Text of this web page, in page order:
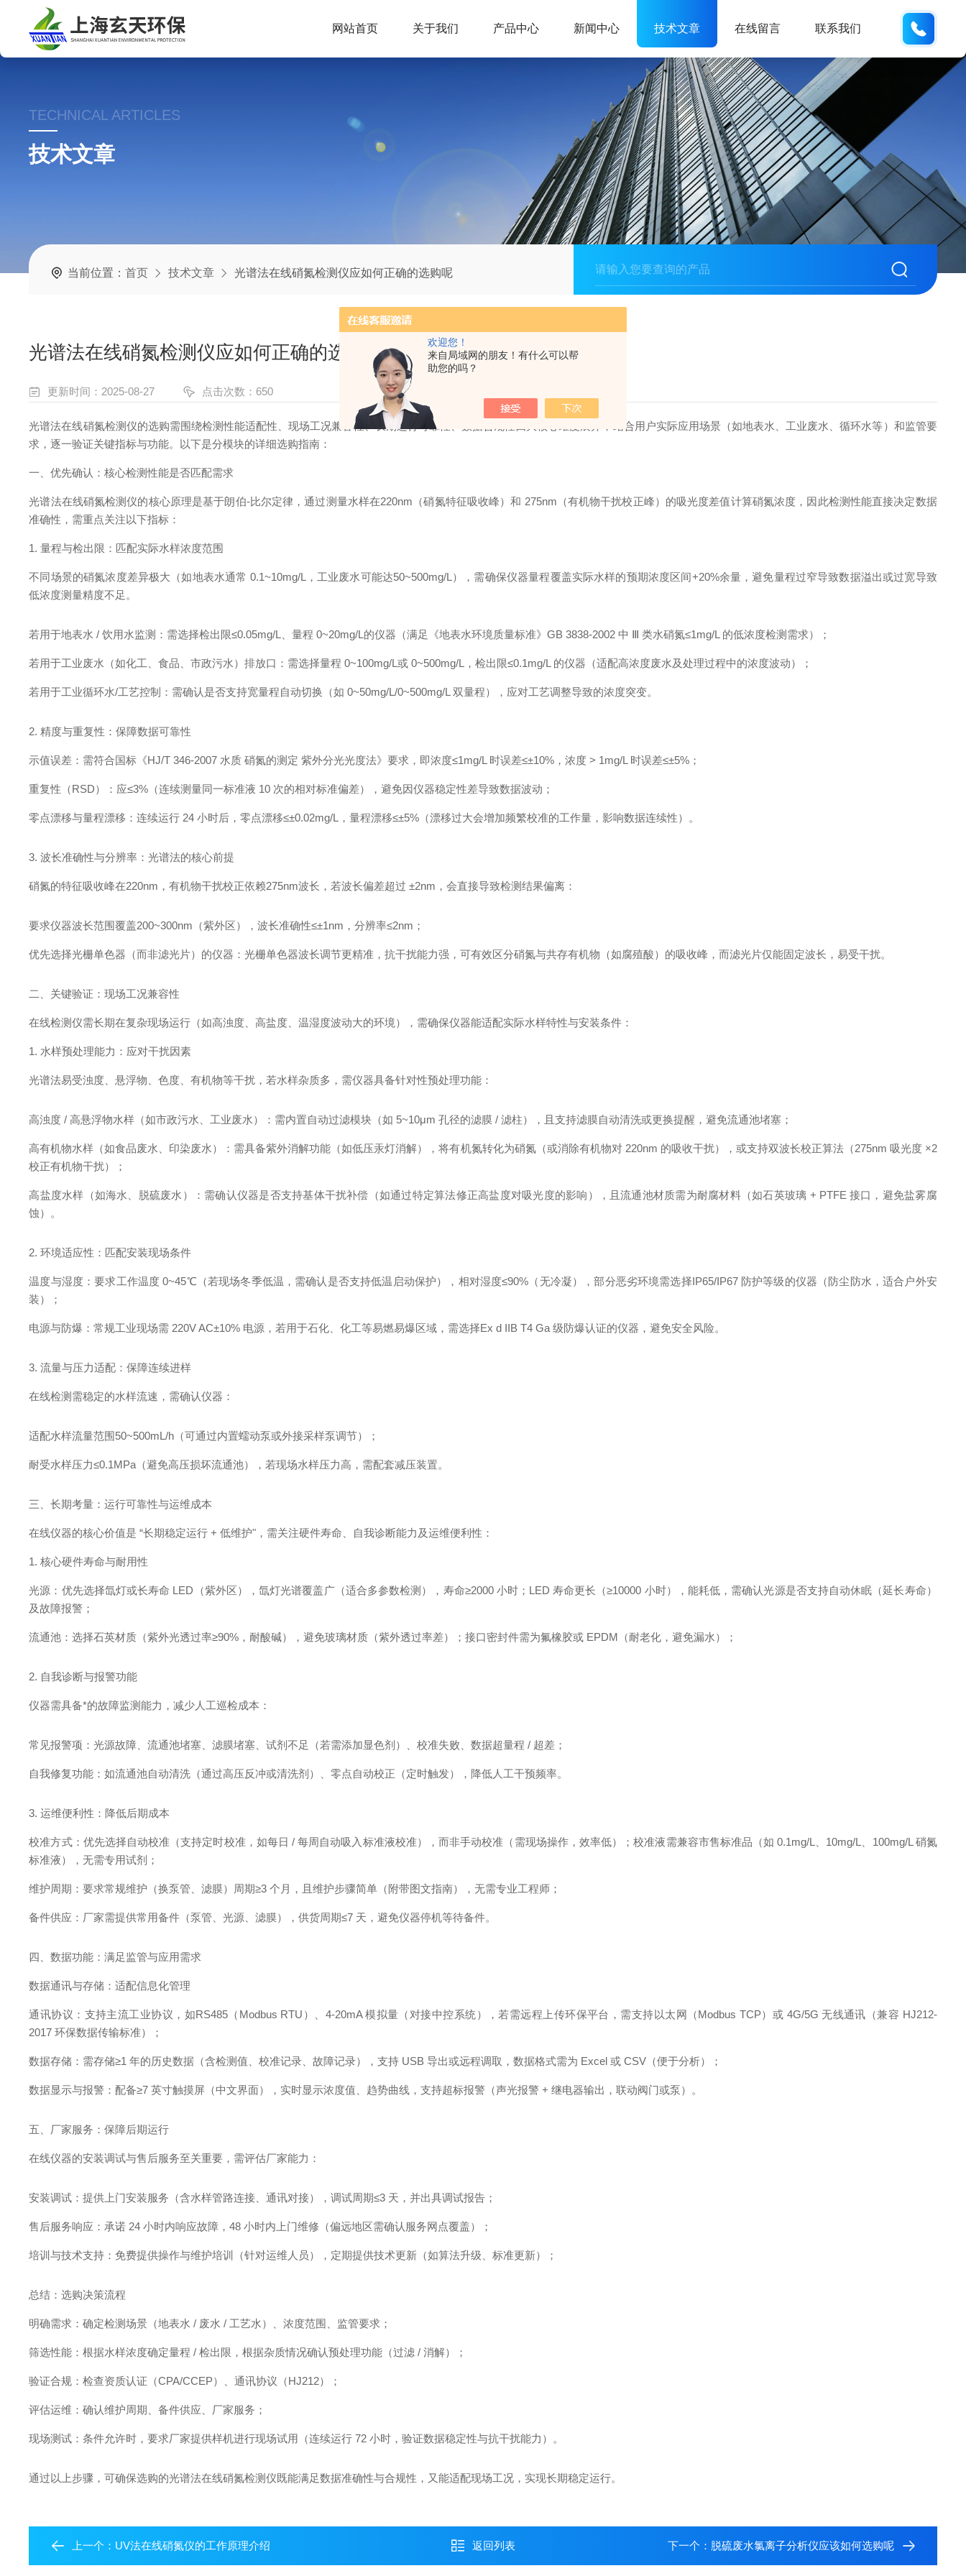
欢迎您！
来自局域网的朋友！有什么可以帮
助您的吗？
网站首页 关于我们 产品中心 新闻中心 技术文章 在线留言 联系我们
TECHNICAL ARTICLES
技术文章
当前位置：首页 技术文章 光谱法在线硝氮检测仪应如何正确的选购呢
光谱法在线硝氮检测仪应如何正确的选购呢
更新时间：2025-08-27 点击次数：650
光谱法在线硝氮检测仪的选购需围绕检测性能适配性、现场工况兼容性、长期运行可靠性、数据合规性四大核心维度展开，结合用户实际应用场景（如地表水、工业废水、循环水等）和监管要
求，逐一验证关键指标与功能。以下是分模块的详细选购指南：
一、优先确认：核心检测性能是否匹配需求
光谱法在线硝氮检测仪的核心原理是基于朗伯-比尔定律，通过测量水样在220nm（硝氮特征吸收峰）和 275nm（有机物干扰校正峰）的吸光度差值计算硝氮浓度，因此检测性能直接决定数据
准确性，需重点关注以下指标：
1. 量程与检出限：匹配实际水样浓度范围
不同场景的硝氮浓度差异极大（如地表水通常 0.1~10mg/L，工业废水可能达50~500mg/L），需确保仪器量程覆盖实际水样的预期浓度区间+20%余量，避免量程过窄导致数据溢出或过宽导致
低浓度测量精度不足。
若用于地表水 / 饮用水监测：需选择检出限≤0.05mg/L、量程 0~20mg/L的仪器（满足《地表水环境质量标准》GB 3838-2002 中 Ⅲ 类水硝氮≤1mg/L 的低浓度检测需求）；
若用于工业废水（如化工、食品、市政污水）排放口：需选择量程 0~100mg/L或 0~500mg/L，检出限≤0.1mg/L 的仪器（适配高浓度废水及处理过程中的浓度波动）；
若用于工业循环水/工艺控制：需确认是否支持宽量程自动切换（如 0~50mg/L/0~500mg/L 双量程），应对工艺调整导致的浓度突变。
2. 精度与重复性：保障数据可靠性
示值误差：需符合国标《HJ/T 346-2007 水质 硝氮的测定 紫外分光光度法》要求，即浓度≤1mg/L 时误差≤±10%，浓度 > 1mg/L 时误差≤±5%；
重复性（RSD）：应≤3%（连续测量同一标准液 10 次的相对标准偏差），避免因仪器稳定性差导致数据波动；
零点漂移与量程漂移：连续运行 24 小时后，零点漂移≤±0.02mg/L，量程漂移≤±5%（漂移过大会增加频繁校准的工作量，影响数据连续性）。
3. 波长准确性与分辨率：光谱法的核心前提
硝氮的特征吸收峰在220nm，有机物干扰校正依赖275nm波长，若波长偏差超过 ±2nm，会直接导致检测结果偏离：
要求仪器波长范围覆盖200~300nm（紫外区），波长准确性≤±1nm，分辨率≤2nm；
优先选择光栅单色器（而非滤光片）的仪器：光栅单色器波长调节更精准，抗干扰能力强，可有效区分硝氮与共存有机物（如腐殖酸）的吸收峰，而滤光片仅能固定波长，易受干扰。
二、关键验证：现场工况兼容性
在线检测仪需长期在复杂现场运行（如高浊度、高盐度、温湿度波动大的环境），需确保仪器能适配实际水样特性与安装条件：
1. 水样预处理能力：应对干扰因素
光谱法易受浊度、悬浮物、色度、有机物等干扰，若水样杂质多，需仪器具备针对性预处理功能：
高浊度 / 高悬浮物水样（如市政污水、工业废水）：需内置自动过滤模块（如 5~10μm 孔径的滤膜 / 滤柱），且支持滤膜自动清洗或更换提醒，避免流通池堵塞；
高有机物水样（如食品废水、印染废水）：需具备紫外消解功能（如低压汞灯消解），将有机氮转化为硝氮（或消除有机物对 220nm 的吸收干扰），或支持双波长校正算法（275nm 吸光度 ×2
校正有机物干扰）；
高盐度水样（如海水、脱硫废水）：需确认仪器是否支持基体干扰补偿（如通过特定算法修正高盐度对吸光度的影响），且流通池材质需为耐腐材料（如石英玻璃 + PTFE 接口，避免盐雾腐
蚀）。
2. 环境适应性：匹配安装现场条件
温度与湿度：要求工作温度 0~45℃（若现场冬季低温，需确认是否支持低温启动保护），相对湿度≤90%（无冷凝），部分恶劣环境需选择IP65/IP67 防护等级的仪器（防尘防水，适合户外安
装）；
电源与防爆：常规工业现场需 220V AC±10% 电源，若用于石化、化工等易燃易爆区域，需选择Ex d IIB T4 Ga 级防爆认证的仪器，避免安全风险。
3. 流量与压力适配：保障连续进样
在线检测需稳定的水样流速，需确认仪器：
适配水样流量范围50~500mL/h（可通过内置蠕动泵或外接采样泵调节）；
耐受水样压力≤0.1MPa（避免高压损坏流通池），若现场水样压力高，需配套减压装置。
三、长期考量：运行可靠性与运维成本
在线仪器的核心价值是 “长期稳定运行 + 低维护"，需关注硬件寿命、自我诊断能力及运维便利性：
1. 核心硬件寿命与耐用性
光源：优先选择氙灯或长寿命 LED（紫外区），氙灯光谱覆盖广（适合多参数检测），寿命≥2000 小时；LED 寿命更长（≥10000 小时），能耗低，需确认光源是否支持自动休眠（延长寿命）
及故障报警；
流通池：选择石英材质（紫外光透过率≥90%，耐酸碱），避免玻璃材质（紫外透过率差）；接口密封件需为氟橡胶或 EPDM（耐老化，避免漏水）；
2. 自我诊断与报警功能
仪器需具备*的故障监测能力，减少人工巡检成本：
常见报警项：光源故障、流通池堵塞、滤膜堵塞、试剂不足（若需添加显色剂）、校准失败、数据超量程 / 超差；
自我修复功能：如流通池自动清洗（通过高压反冲或清洗剂）、零点自动校正（定时触发），降低人工干预频率。
3. 运维便利性：降低后期成本
校准方式：优先选择自动校准（支持定时校准，如每日 / 每周自动吸入标准液校准），而非手动校准（需现场操作，效率低）；校准液需兼容市售标准品（如 0.1mg/L、10mg/L、100mg/L 硝氮
标准液），无需专用试剂；
维护周期：要求常规维护（换泵管、滤膜）周期≥3 个月，且维护步骤简单（附带图文指南），无需专业工程师；
备件供应：厂家需提供常用备件（泵管、光源、滤膜），供货周期≤7 天，避免仪器停机等待备件。
四、数据功能：满足监管与应用需求
数据通讯与存储：适配信息化管理
通讯协议：支持主流工业协议，如RS485（Modbus RTU）、4-20mA 模拟量（对接中控系统），若需远程上传环保平台，需支持以太网（Modbus TCP）或 4G/5G 无线通讯（兼容 HJ212-
2017 环保数据传输标准）；
数据存储：需存储≥1 年的历史数据（含检测值、校准记录、故障记录），支持 USB 导出或远程调取，数据格式需为 Excel 或 CSV（便于分析）；
数据显示与报警：配备≥7 英寸触摸屏（中文界面），实时显示浓度值、趋势曲线，支持超标报警（声光报警 + 继电器输出，联动阀门或泵）。
五、厂家服务：保障后期运行
在线仪器的安装调试与售后服务至关重要，需评估厂家能力：
安装调试：提供上门安装服务（含水样管路连接、通讯对接），调试周期≤3 天，并出具调试报告；
售后服务响应：承诺 24 小时内响应故障，48 小时内上门维修（偏远地区需确认服务网点覆盖）；
培训与技术支持：免费提供操作与维护培训（针对运维人员），定期提供技术更新（如算法升级、标准更新）；
总结：选购决策流程
明确需求：确定检测场景（地表水 / 废水 / 工艺水）、浓度范围、监管要求；
筛选性能：根据水样浓度确定量程 / 检出限，根据杂质情况确认预处理功能（过滤 / 消解）；
验证合规：检查资质认证（CPA/CCEP）、通讯协议（HJ212）；
评估运维：确认维护周期、备件供应、厂家服务；
现场测试：条件允许时，要求厂家提供样机进行现场试用（连续运行 72 小时，验证数据稳定性与抗干扰能力）。
通过以上步骤，可确保选购的光谱法在线硝氮检测仪既能满足数据准确性与合规性，又能适配现场工况，实现长期稳定运行。
上一个： UV法在线硝氮仪的工作原理介绍 返回列表 下一个： 脱硫废水氯离子分析仪应该如何选购呢